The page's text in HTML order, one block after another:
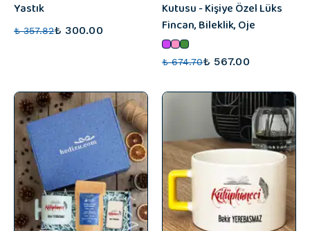
Yastık
₺ 357.82₺ 300.00
Kutusu - Kişiye Özel Lüks
Fincan, Bileklik, Oje
₺ 674.70₺ 567.00